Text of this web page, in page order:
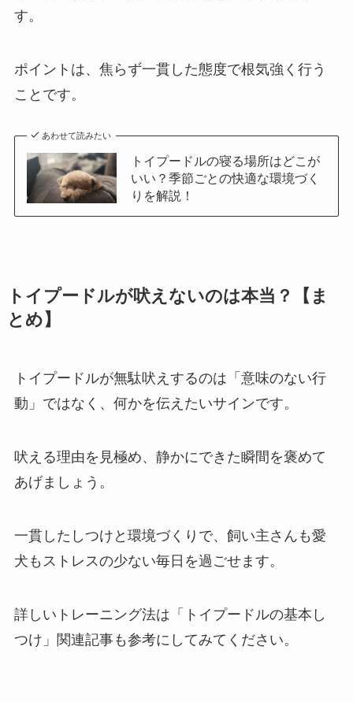
す。
ポイントは、焦らず一貫した態度で根気強く行う
ことです。
あわせて読みたい
トイプードルの寝る場所はどこが
いい？季節ごとの快適な環境づく
りを解説！
トイプードルが吠えないのは本当？【ま
とめ】
トイプードルが無駄吠えするのは「意味のない行
動」ではなく、何かを伝えたいサインです。
吠える理由を見極め、静かにできた瞬間を褒めて
あげましょう。
一貫したしつけと環境づくりで、飼い主さんも愛
犬もストレスの少ない毎日を過ごせます。
詳しいトレーニング法は「トイプードルの基本し
つけ」関連記事も参考にしてみてください。